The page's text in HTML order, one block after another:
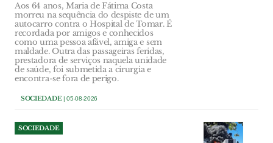
Aos 64 anos, Maria de Fátima Costa
morreu na sequência do despiste de um
autocarro contra o Hospital de Tomar. É
recordada por amigos e conhecidos
como uma pessoa afável, amiga e sem
maldade. Outra das passageiras feridas,
prestadora de serviços naquela unidade
de saúde, foi submetida a cirurgia e
encontra-se fora de perigo.
SOCIEDADE| 05-08-2026
SOCIEDADE